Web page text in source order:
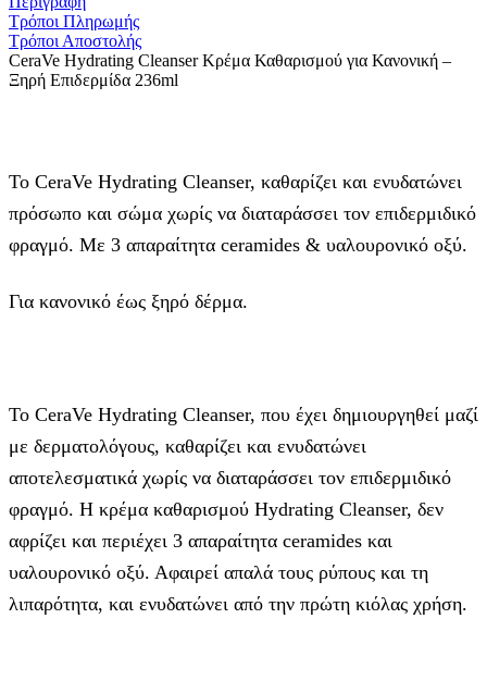
Τρόποι Πληρωμής
Τρόποι Αποστολής
CeraVe Hydrating Cleanser Κρέμα Καθαρισμού για Κανονική –
Ξηρή Επιδερμίδα 236ml
Το CeraVe Hydrating Cleanser, καθαρίζει και ενυδατώνει
πρόσωπο και σώμα χωρίς να διαταράσσει τον επιδερμιδικό
φραγμό. Με 3 απαραίτητα ceramides & υαλουρονικό οξύ.
Για κανονικό έως ξηρό δέρμα.
Το CeraVe Hydrating Cleanser, που έχει δημιουργηθεί μαζί
με δερματολόγους, καθαρίζει και ενυδατώνει
αποτελεσματικά χωρίς να διαταράσσει τον επιδερμιδικό
φραγμό. Η κρέμα καθαρισμού Hydrating Cleanser, δεν
αφρίζει και περιέχει 3 απαραίτητα ceramides και
υαλουρονικό οξύ. Αφαιρεί απαλά τους ρύπους και τη
λιπαρότητα, και ενυδατώνει από την πρώτη κιόλας χρήση.